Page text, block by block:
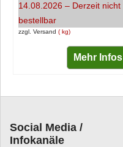
zzgl. Versand kg
14.08.2026 – Derzeit nicht
bestellbar
Mehr Infos
Social Media /
Infokanäle